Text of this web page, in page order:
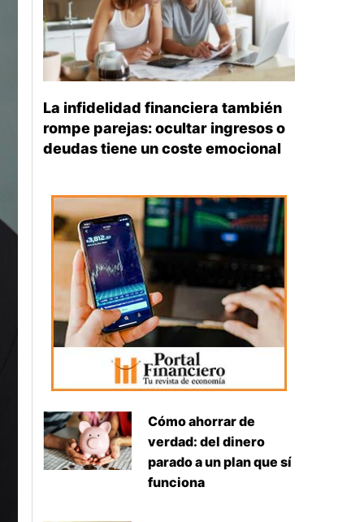
La infidelidad financiera también
rompe parejas: ocultar ingresos o
deudas tiene un coste emocional
Cómo ahorrar de
verdad: del dinero
parado a un plan que sí
funciona